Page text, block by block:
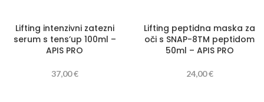
Lifting intenzivni zatezni
serum s tens’up 100ml –
APIS PRO
37,00€
Lifting peptidna maska za
oči s SNAP-8TM peptidom
50ml – APIS PRO
24,00€